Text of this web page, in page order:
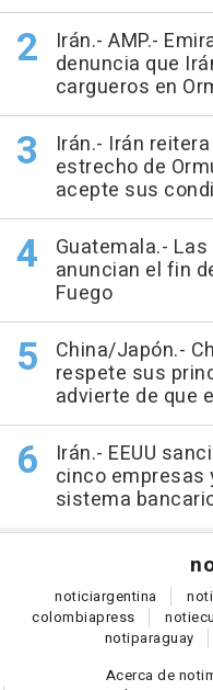
Irán.- AMP.-
denuncia que
cargueros en
Irán.- Irán
estrecho de
acepte sus
Guatemala.-
anuncian el fin
Fuego
China/Japón.-
respete sus
advierte de que
Irán.- EEUU
cinco empresas
sistema
noticiargentina noti
colombiapress noti
notiparaguay
Acerca de